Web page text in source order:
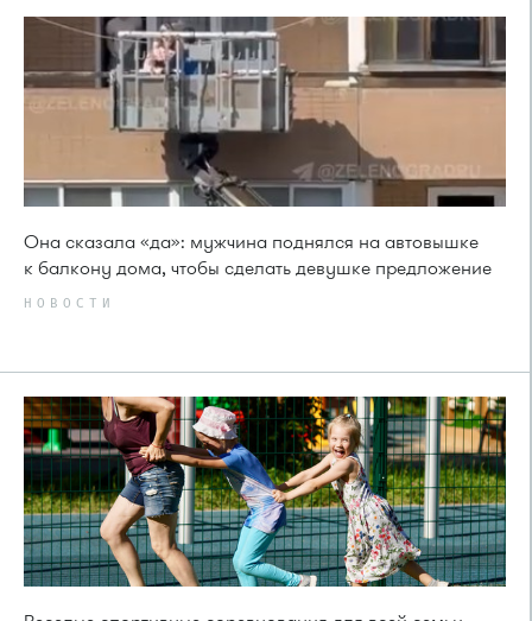
Она сказала «да»: мужчина поднялся на автовышке
к балкону дома, чтобы сделать девушке предложение
НОВОСТИ